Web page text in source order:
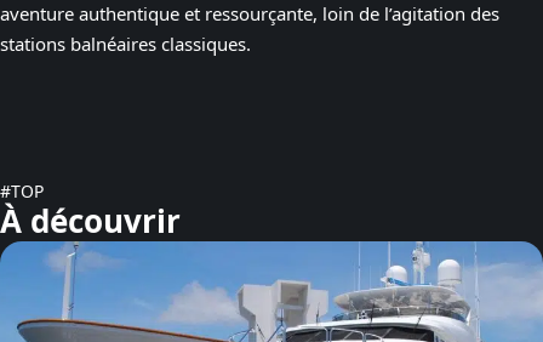
aventure authentique et ressourçante, loin de l’agitation des
stations balnéaires classiques.
#TOP
À découvrir